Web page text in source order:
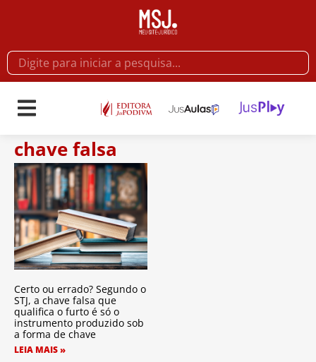
chave falsa
Certo ou errado? Segundo o
STJ, a chave falsa que
qualifica o furto é só o
instrumento produzido sob
a forma de chave
LEIA MAIS »